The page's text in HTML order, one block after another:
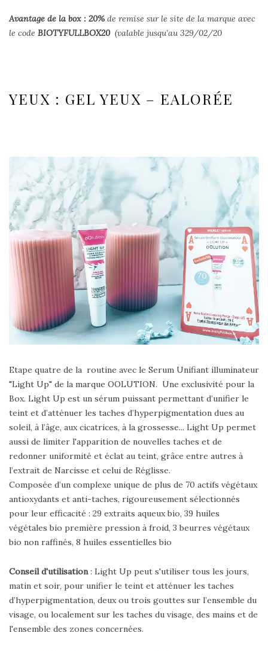
Avantage de la box : 20%de remise sur le site de la marque avec
le code BIOTYFULLBOX20(valable jusqu’au 329/02/20
YEUX : GEL YEUX – EALORÉE
Etape quatre de la routine avec le Serum Unifiant illuminateur
"Light Up" de la marque OOLUTION. Une exclusivité pour la
Box. Light Up est un sérum puissant permettant d’unifier le
teint et d’atténuer les taches d’hyperpigmentation dues au
soleil, à l’âge, aux cicatrices, à la grossesse... Light Up permet
aussi de limiter l'apparition de nouvelles taches et de
redonner uniformité et éclat au teint, grâce entre autres à
l’extrait de Narcisse et celui de Réglisse.
Composée d’un complexe unique de plus de 70 actifs végétaux
antioxydants et anti-taches, rigoureusement sélectionnés
pour leur efficacité : 29 extraits aqueux bio, 39 huiles
végétales bio première pression à froid, 3 beurres végétaux
bio non raffinés, 8 huiles essentielles bio
Conseil d'utilisation : Light Up peut s'utiliser tous les jours,
matin et soir, pour unifier le teint et atténuer les taches
d’hyperpigmentation, deux ou trois gouttes sur l’ensemble du
visage, ou localement sur les taches du visage, des mains et de
l'ensemble des zones concernées.